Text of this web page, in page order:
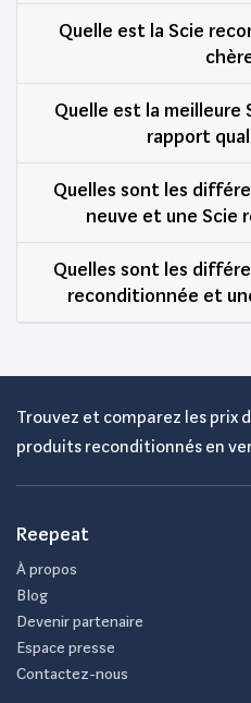
Quelle est la Scie
Quelle est la
rapport
Quelles sont les
neuve et une Scie
Quelles sont les
reconditionnée et
Trouvez et comparez les prix
produits reconditionnés en
Reepeat
À propos
Blog
Devenir partenaire
Espace presse
Contactez-nous